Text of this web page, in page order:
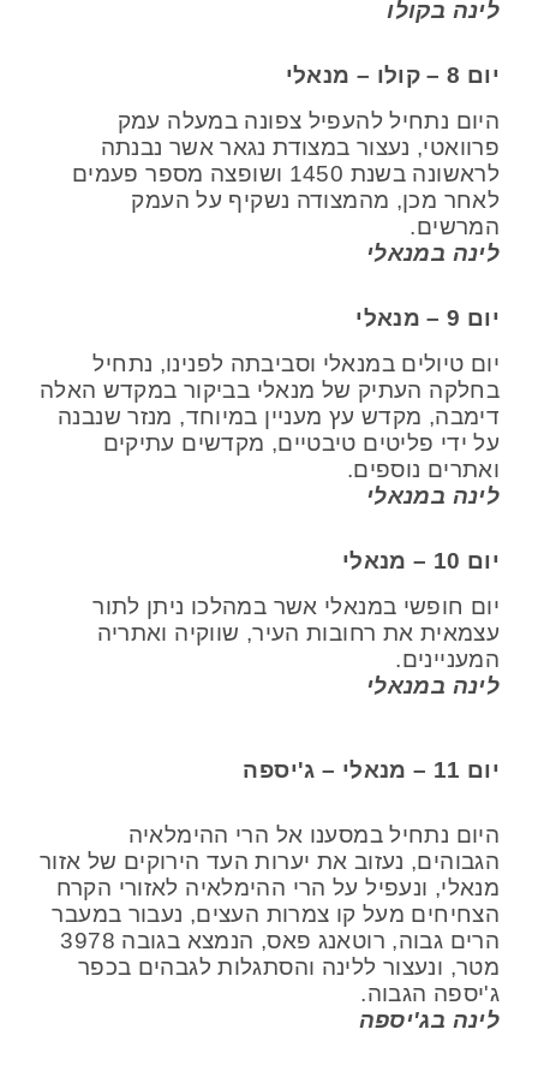
לינה בקולו
יום 8 – קולו – מנאלי
היום נתחיל להעפיל צפונה במעלה עמק
פרוואטי, נעצור במצודת נגאר אשר נבנתה
לראשונה בשנת 1450 ושופצה מספר פעמים
לאחר מכן, מהמצודה נשקיף על העמק
המרשים.
לינה במנאלי
יום 9 – מנאלי
יום טיולים במנאלי וסביבתה לפנינו, נתחיל
בחלקה העתיק של מנאלי בביקור במקדש האלה
דימבה, מקדש עץ מעניין במיוחד, מנזר שנבנה
על ידי פליטים טיבטיים, מקדשים עתיקים
ואתרים נוספים.
לינה במנאלי
יום 10 – מנאלי
יום חופשי במנאלי אשר במהלכו ניתן לתור
עצמאית את רחובות העיר, שווקיה ואתריה
המעניינים.
לינה במנאלי
יום 11 – מנאלי – ג'יספה
היום נתחיל במסענו אל הרי ההימלאיה
הגבוהים, נעזוב את יערות העד הירוקים של אזור
מנאלי, ונעפיל על הרי ההימלאיה לאזורי הקרח
הצחיחים מעל קו צמרות העצים, נעבור במעבר
הרים גבוה, רוטאנג פאס, הנמצא בגובה 3978
מטר, ונעצור ללינה והסתגלות לגבהים בכפר
ג'יספה הגבוה.
לינה בג'יספה